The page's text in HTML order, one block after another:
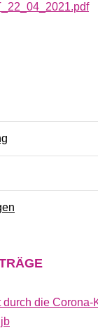
die Corona-